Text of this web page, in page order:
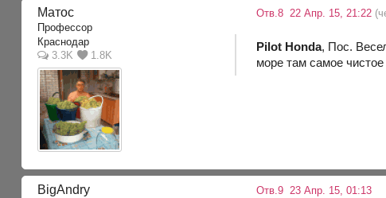
Матос
Профессор
Краснодар
3.3K
1.8K
Отв.8 22 Апр. 15, 21:22
Pilot Honda, Пос.
море там самое чистое
BigAndry Отв.9 23 Апр. 15, 01:13